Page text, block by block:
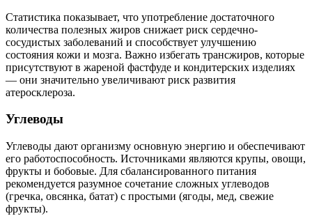
Статистика показывает, что употребление достаточного
количества полезных жиров снижает риск сердечно-
сосудистых заболеваний и способствует улучшению
состояния кожи и мозга. Важно избегать трансжиров, которые
присутствуют в жареной фастфуде и кондитерских изделиях
— они значительно увеличивают риск развития
атеросклероза.
Углеводы
Углеводы дают организму основную энергию и обеспечивают
его работоспособность. Источниками являются крупы, овощи,
фрукты и бобовые. Для сбалансированного питания
рекомендуется разумное сочетание сложных углеводов
(гречка, овсянка, батат) с простыми (ягоды, мед, свежие
фрукты).